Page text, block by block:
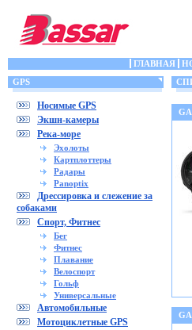
ГЛАВНАЯ
GPS
Носимые GPS
Экшн-камеры
Река-море
Эхолоты
Картплоттеры
Радары
Panoptix
Дрессировка и слежение за
собаками
Спорт, Фитнес
Бег
Фитнес
Плавание
Велоспорт
Гольф
Универсальные
Автомобильные
Мотоциклетные GPS